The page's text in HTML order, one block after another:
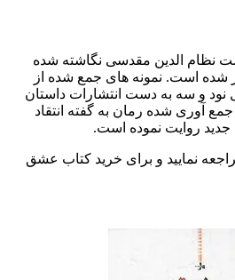
نظام الدین مقدسی نگاشته شده
شده است. نمونه های جمع شده از
و سه به دست انتشارات داستان
آوری شده رمان به گفته انتقاد
روایت نموده است.
نمایید و برای خرید کتاب عشق